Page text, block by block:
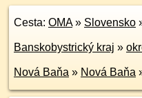
Cesta: OMA» Slovensko
Banskobystrický kraj »
Nová Baňa » Nová Baňa